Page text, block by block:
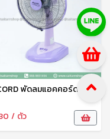
ACCORD พัดลมแอคคอร์ด 16 นิ้ว พัดลมตั้งโต๊ะ พัดลมตั้งพื้น Accord Prevail
/ ตัว